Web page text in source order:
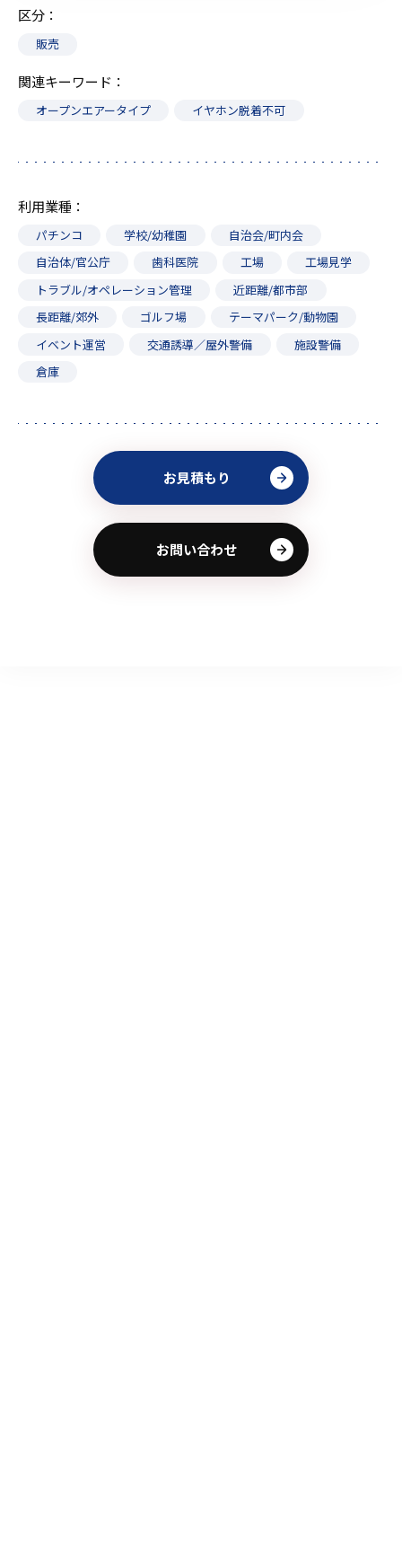
区分
販売
関連キーワード
オープンエアータイプ イヤホン脱着不可
利用業種
パチンコ 学校/幼稚園
自治会/町内会
自治体/官公庁
歯科医院 工場
工場見学
トラブル/オペレーション管理
近距離/都市部
長距離/郊外
ゴルフ場
テーマパーク/動物園
イベント運営
交通誘導／屋外警備
施設警備
倉庫
お見積もり
お問い合わせ